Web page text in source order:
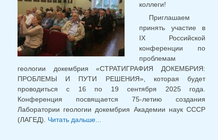
коллеги!
Приглашаем
принять участие в
IХ Российской
конференции по
проблемам
геологии докембрия «СТРАТИГРАФИЯ ДОКЕМБРИЯ:
ПРОБЛЕМЫ И ПУТИ РЕШЕНИЯ», которая будет
проводиться с 16 по 19 сентября 2025 года.
Конференция посвящается 75-летию создания
Лаборатории геологии докембрия Академии наук СССР
(ЛАГЕД). Читать дальше...